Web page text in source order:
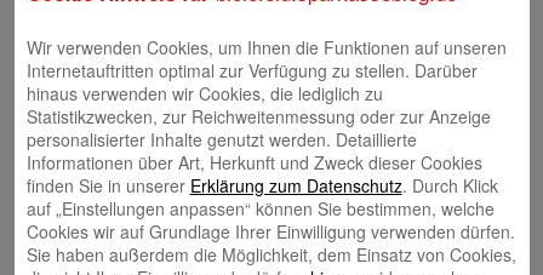
Filialen
Filialen und Geldautomaten
Internet-Filiale und Online-Banking
Video-Beratung in der Internet-Filiale
Gründerberatung
Wir verwenden Cookies, um Ihnen die Funktionen auf unseren
Internetauftritten optimal zur Verfügung zu stellen. Darüber
hinaus verwenden wir Cookies, die lediglich zu
Statistikzwecken, zur Reichweitenmessung oder zur Anzeige
personalisierter Inhalte genutzt werden. Detaillierte
Informationen über Art, Herkunft und Zweck dieser Cookies
finden Sie in unserer Erklärung zum Datenschutz. Durch Klick
auf „Einstellungen anpassen“ können Sie bestimmen, welche
Cookies wir auf Grundlage Ihrer Einwilligung verwenden dürfen.
Sie haben außerdem die Möglichkeit, dem Einsatz von Cookies,